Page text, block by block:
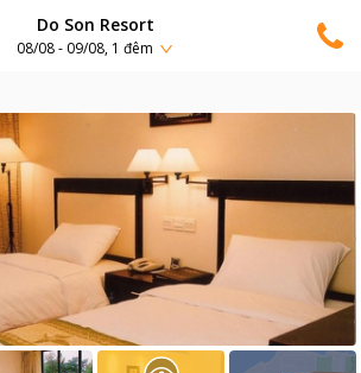
Do Son Resort
08/08 - 09/08, 1 đêm